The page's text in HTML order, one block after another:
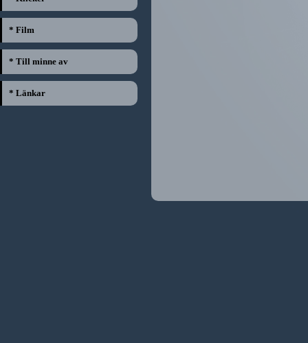
* Film
* Till minne av
* Länkar